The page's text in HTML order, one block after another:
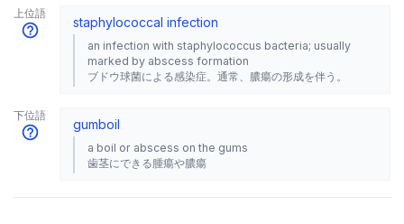
上位語
staphylococcal infection
an infection with staphylococcus bacteria; usually
marked by abscess formation
ブドウ球菌による感染症。通常、膿瘍の形成を伴う。
下位語
gumboil
a boil or abscess on the gums
歯茎にできる腫瘍や膿瘍